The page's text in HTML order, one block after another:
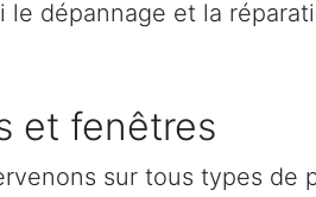
le dépannage et la
et fenêtres
sur tous types de